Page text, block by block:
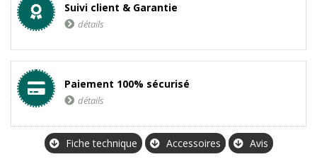
Suivi client & Garantie
détails
Paiement 100% sécurisé
détails
Fiche technique Accessoires Avis